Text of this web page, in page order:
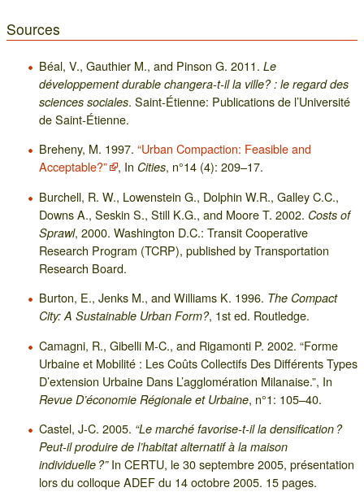
Sources
Béal, V., Gauthier M., and Pinson G. 2011. Le
développement durable changera-t-il la ville? : le regard des
sciences sociales. Saint-Étienne: Publications de l’Université
de Saint-Étienne.
Breheny, M. 1997. “Urban Compaction: Feasible and
Acceptable?”
, In Cities, n°14 (4): 209–17.
Burchell, R. W., Lowenstein G., Dolphin W.R., Galley C.C.,
Downs A., Seskin S., Still K.G., and Moore T. 2002. Costs of
Sprawl, 2000. Washington D.C.: Transit Cooperative
Research Program (TCRP), published by Transportation
Research Board.
Burton, E., Jenks M., and Williams K. 1996. The Compact
City: A Sustainable Urban Form?, 1st ed. Routledge.
Camagni, R., Gibelli M-C., and Rigamonti P. 2002. “Forme
Urbaine et Mobilité : Les Coûts Collectifs Des Différents Types
D’extension Urbaine Dans L’agglomération Milanaise.”, In
Revue D’économie Régionale et Urbaine, n°1: 105–40.
Castel, J-C. 2005. “Le marché favorise-t-il la densification ?
Peut-il produire de l’habitat alternatif à la maison
individuelle ?”In CERTU, le 30 septembre 2005, présentation
lors du colloque ADEF du 14 octobre 2005. 15 pages.